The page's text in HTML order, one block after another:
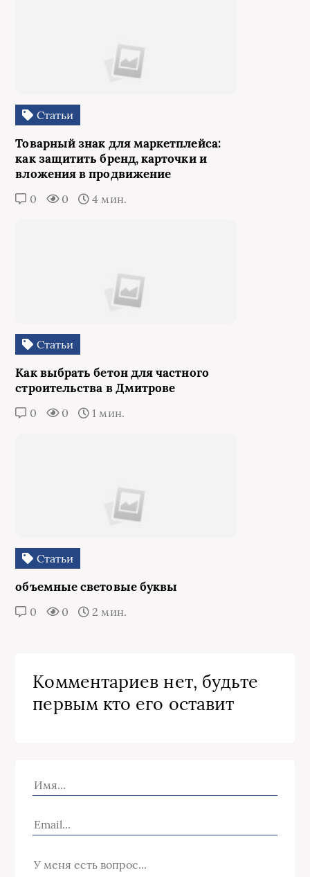
Статьи
Товарный знак для маркетплейса:
как защитить бренд, карточки и
вложения в продвижение
0 0 4 мин.
Статьи
Как выбрать бетон для частного
строительства в Дмитрове
0 0 1 мин.
Статьи
объемные световые буквы
0 0 2 мин.
Комментариев нет, будьте
первым кто его оставит